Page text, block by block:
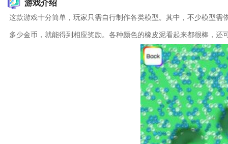
游戏介绍
这款游戏十分简单，玩家只需自行制作各类模型。其中，不少模型
多少金币，就能得到相应奖励。各种颜色的橡皮泥看起来都很棒，还